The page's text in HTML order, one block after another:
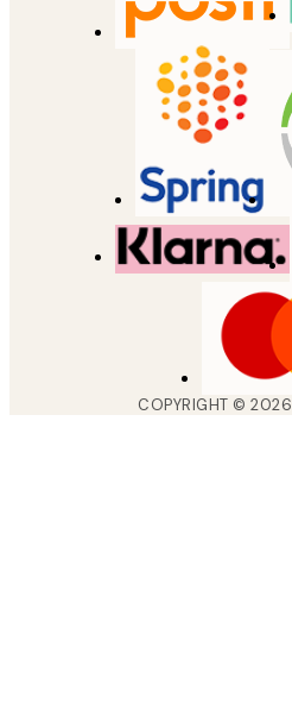
COPYRIGHT ©2026